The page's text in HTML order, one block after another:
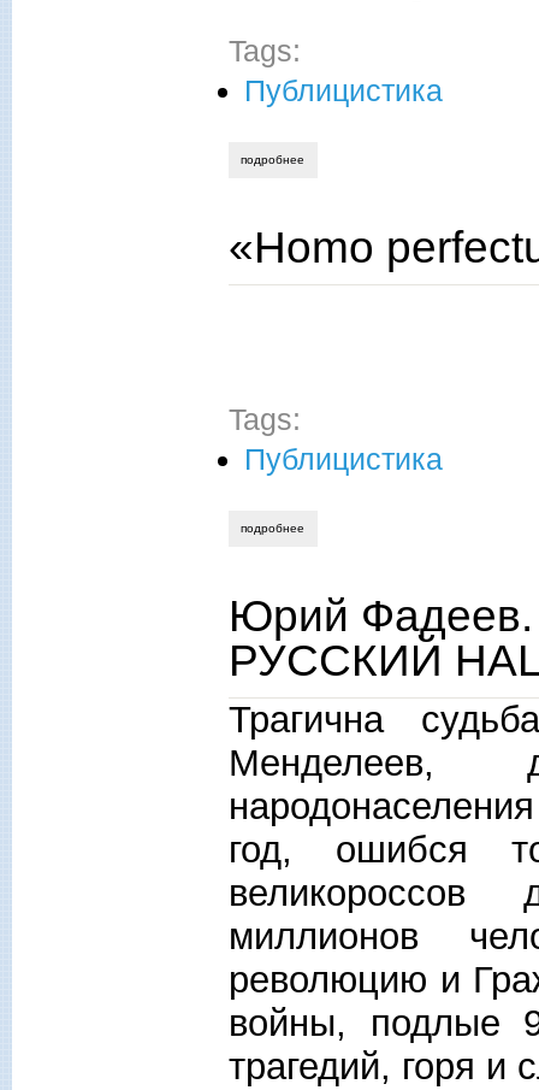
Tags:
Публицистика
подробнее
«Homo
Tags:
Публицистика
подробнее
Юрий
РУССКИЙ
Трагична
Менделеев,
год, ошибся
миллионов
революцию и
войны, подлые
трагедий, горя и